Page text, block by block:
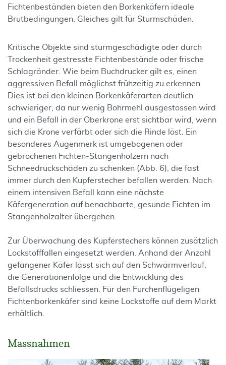
Fichtenbeständen bieten den Borkenkäfern ideale
Brutbedingungen. Gleiches gilt für Sturmschäden.
Kritische Objekte sind sturmgeschädigte oder durch
Trockenheit gestresste Fichtenbestände oder frische
Schlagränder. Wie beim Buchdrucker gilt es, einen
aggressiven Befall möglichst frühzeitig zu erkennen.
Dies ist bei den kleinen Borkenkäferarten deutlich
schwieriger, da nur wenig Bohrmehl ausgestossen wird
und ein Befall in der Oberkrone erst sichtbar wird, wenn
sich die Krone verfärbt oder sich die Rinde löst. Ein
besonderes Augenmerk ist umgebogenen oder
gebrochenen Fichten-Stangenhölzern nach
Schneedruckschäden zu schenken (Abb. 6), die fast
immer durch den Kupferstecher befallen werden. Nach
einem intensiven Befall kann eine nächste
Käfergeneration auf benachbarte, gesunde Fichten im
Stangenholzalter übergehen.
Zur Überwachung des Kupferstechers können zusätzlich
Lockstofffallen eingesetzt werden. Anhand der Anzahl
gefangener Käfer lässt sich auf den Schwärmverlauf,
die Generationenfolge und die Entwicklung des
Befallsdrucks schliessen. Für den Furchenflügeligen
Fichtenborkenkäfer sind keine Lockstoffe auf dem Markt
erhältlich.
Massnahmen